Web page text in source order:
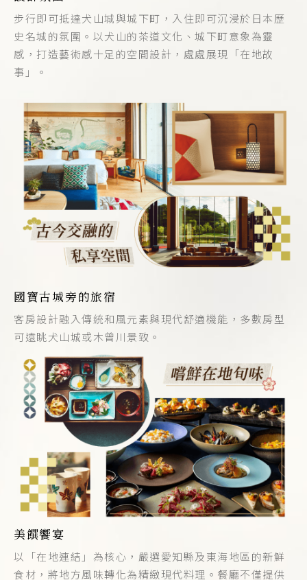
步行即可抵達犬山城與城下町，入住即可沉浸於日本歷
史名城的氛圍。以犬山的茶道文化、城下町意象為靈
感，打造藝術感十足的空間設計，處處展現「在地故
事」。
國寶古城旁的旅宿
客房設計融入傳統和風元素與現代舒適機能，多數房型
可遠眺犬山城或木曾川景致。
美饌饗宴
以「在地連結」為核心，嚴選愛知縣及東海地區的新鮮
食材，將地方風味轉化為精緻現代料理。餐廳不僅提供